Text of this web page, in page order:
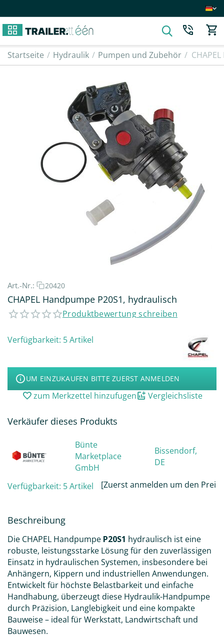
Startseite / Hydraulik / Pumpen und Zubehör /
Art.-Nr.: 20420
CHAPEL Handpumpe P20S1, hydraulisch
Produktbewertung schreiben
Verfügbarkeit: 5 Artikel
UM EINZUKAUFEN BITTE ZUERST ANMELDEN
zum Merkzettel hinzufugen Vergleichsliste
Verkäufer dieses Produkts
Bünte
Marketplace
GmbH
Bissendorf,
DE
Verfügbarkeit: 5 Artikel [Zuerst anmelden um den Preis
Beschreibung
Die CHAPEL Handpumpe P20S1 hydraulisch ist eine
robuste, leistungsstarke Lösung für den zuverlässigen
Einsatz in hydraulischen Systemen, insbesondere bei
Anhängern, Kippern und industriellen Anwendungen.
Entwickelt für höchste Belastbarkeit und einfache
Handhabung, überzeugt diese Hydraulik-Handpumpe
durch Präzision, Langlebigkeit und eine kompakte
Bauweise – ideal für Werkstatt, Landwirtschaft und
Bauwesen.